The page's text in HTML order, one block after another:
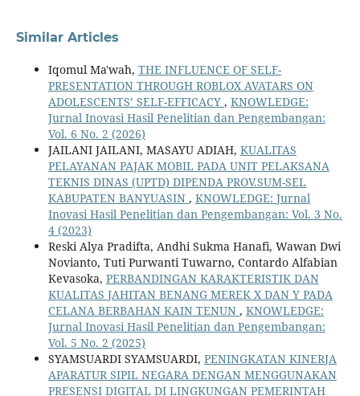
Similar Articles
Iqomul Ma'wah, THE INFLUENCE OF SELF-
PRESENTATION THROUGH ROBLOX AVATARS ON
ADOLESCENTS’ SELF-EFFICACY , KNOWLEDGE:
Jurnal Inovasi Hasil Penelitian dan Pengembangan:
Vol. 6 No. 2 (2026)
JAILANI JAILANI, MASAYU ADIAH, KUALITAS
PELAYANAN PAJAK MOBIL PADA UNIT PELAKSANA
TEKNIS DINAS (UPTD) DIPENDA PROV.SUM-SEL
KABUPATEN BANYUASIN , KNOWLEDGE: Jurnal
Inovasi Hasil Penelitian dan Pengembangan: Vol. 3 No.
4 (2023)
Reski Alya Pradifta, Andhi Sukma Hanafi, Wawan Dwi
Novianto, Tuti Purwanti Tuwarno, Contardo Alfabian
Kevasoka, PERBANDINGAN KARAKTERISTIK DAN
KUALITAS JAHITAN BENANG MEREK X DAN Y PADA
CELANA BERBAHAN KAIN TENUN , KNOWLEDGE:
Jurnal Inovasi Hasil Penelitian dan Pengembangan:
Vol. 5 No. 2 (2025)
SYAMSUARDI SYAMSUARDI, PENINGKATAN KINERJA
APARATUR SIPIL NEGARA DENGAN MENGGUNAKAN
PRESENSI DIGITAL DI LINGKUNGAN PEMERINTAH